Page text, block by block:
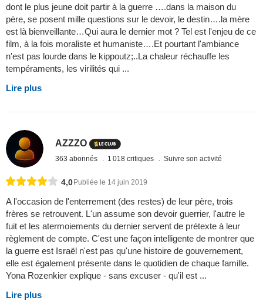
dont le plus jeune doit partir à la guerre ….dans la maison du
père, se posent mille questions sur le devoir, le destin….la mère
est là bienveillante…Qui aura le dernier mot ? Tel est l'enjeu de ce
film, à la fois moraliste et humaniste….Et pourtant l'ambiance
n'est pas lourde dans le kippoutz;..La chaleur réchauffe les
tempéraments, les virilités qui ...
Lire plus
AZZZO
363 abonnés 1 018 critiques Suivre son activité
4,0 Publiée le 14 juin 2019
A l'occasion de l'enterrement (des restes) de leur père, trois
frères se retrouvent. L'un assume son devoir guerrier, l'autre le
fuit et les atermoiements du dernier servent de prétexte à leur
règlement de compte. C'est une façon intelligente de montrer que
la guerre est Israël n'est pas qu'une histoire de gouvernement,
elle est également présente dans le quotidien de chaque famille.
Yona Rozenkier explique - sans excuser - qu'il est ...
Lire plus